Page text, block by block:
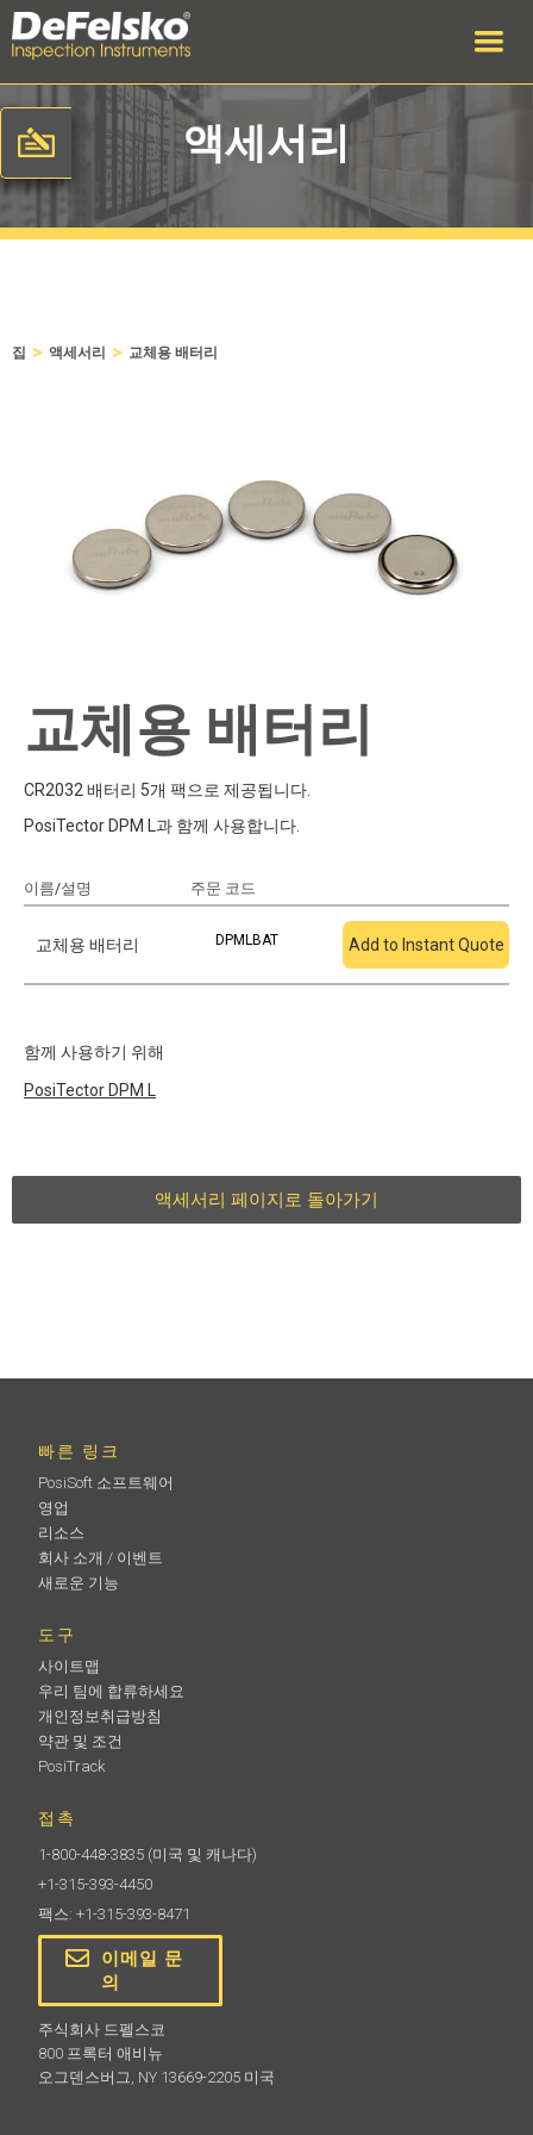
액세서리
집 > 액세서리 > 교체용 배터리
교체용 배터리
CR2032 배터리 5개 팩으로 제공됩니다.
PosiTector DPM L과 함께 사용합니다.
이름/설명 주문 코드
교체용 배터리 DPMLBAT Add to Instant Quote
함께 사용하기 위해
PosiTector DPM L
액세서리 페이지로 돌아가기
빠른 링크
PosiSoft 소프트웨어
영업
리소스
회사 소개 / 이벤트
새로운 기능
도구
사이트맵
우리 팀에 합류하세요
개인정보취급방침
약관 및 조건
PosiTrack
접촉
1-800-448-3835 (미국 및 캐나다)
+1-315-393-4450
팩스: +1-315-393-8471
이메일 문
의
주식회사 드펠스코
800 프록터 애비뉴
오그덴스버그, NY 13669-2205 미국